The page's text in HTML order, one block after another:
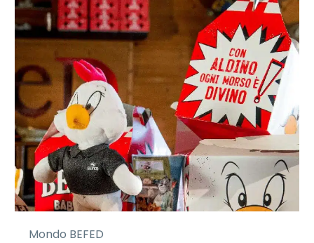
Mondo BEFED